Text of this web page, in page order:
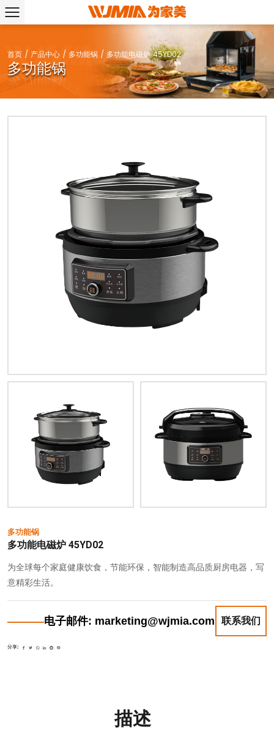
首页 / 产品中心 / 多功能锅 / 多功能电磁炉 45YD02
多功能锅
多功能锅
多功能电磁炉 45YD02
为全球每个家庭健康饮食，节能环保，智能制造高品质厨房电器，写
意精彩生活。
电子邮件: marketing@wjmia.com 联系我们
分享:
描述